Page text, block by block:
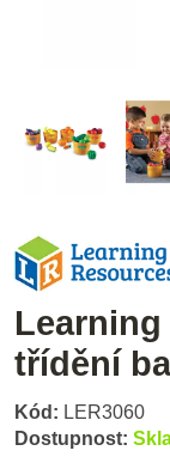
Learning
třídění
Kód: LER3060
Dostupnost: